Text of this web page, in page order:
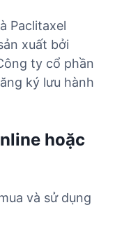
Paclitaxel
xuất bởi
ty cổ phần
ký lưu hành
hoặc
và sử dụng